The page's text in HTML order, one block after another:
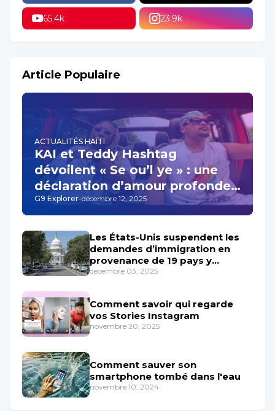
65.4k 23.9k
Article Populaire
ACTUALITÉS HAÏTI
KAI et Teddy Hashtag
dévoilent « Se ou’l ye » : une
déclaration d’amour profonde
qui résonne au cœur de la
musique haïtienne
G9 Explorer-décembre 12, 2025
Les États-Unis suspendent les
demandes d’immigration en
provenance de 19 pays y
Compris Haïti
décembre 03, 2025
Comment savoir qui regarde
vos Stories Instagram
novembre 20, 2025
Comment sauver son
smartphone tombé dans l'eau
novembre 10, 2024